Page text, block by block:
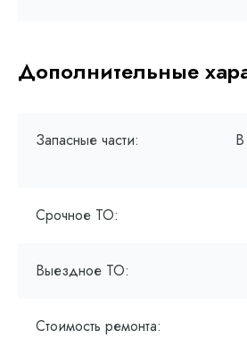
Дополнительные
Запасные части:
Срочное ТО:
Выездное ТО:
Стоимость ремонта: